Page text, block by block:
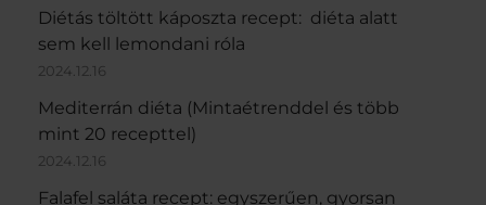
Diétás töltött káposzta recept: diéta alatt
sem kell lemondani róla
2024.12.16
Mediterrán diéta (Mintaétrenddel és több
mint 20 recepttel)
2024.12.16
Falafel saláta recept: egyszerűen, gyorsan